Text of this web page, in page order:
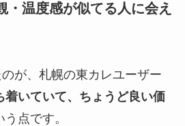
・温度感が似てる人に会え
が、札幌の東カレユーザー
着いていて、ちょうど良い価
点です。